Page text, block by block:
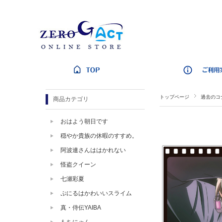
トップページ 過去のコ
商品カテゴリ
おはよう朝日です
穏やか貴族の休暇のすすめ。
阿波連さんははかれない
怪盗クイーン
七瀬彩夏
ぷにるはかわいいスライム
真・侍伝YAIBA